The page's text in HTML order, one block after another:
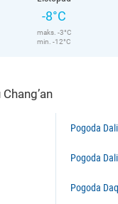
-8°C
maks. -3°C
min. -12°C
Pogoda
Pogoda Dali
Pogoda